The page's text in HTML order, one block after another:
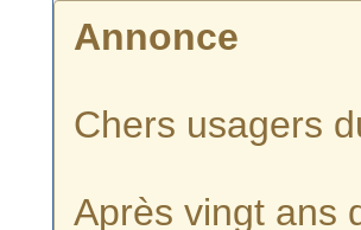
Annonce
Chers usagers
Après vingt ans